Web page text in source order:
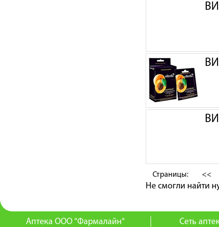
Страницы: <<
Не смогли найти
Аптека ООО "Фармалайн"
Сеть